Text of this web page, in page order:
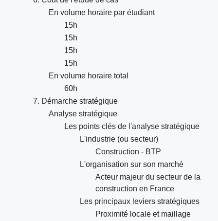
En volume horaire par étudiant
15h
15h
15h
15h
En volume horaire total
60h
7. Démarche stratégique
Analyse stratégique
Les points clés de l'analyse stratégique
L'industrie (ou secteur)
Construction - BTP
L'organisation sur son marché
Acteur majeur du secteur de la
construction en France
Les principaux leviers stratégiques
Proximité locale et maillage